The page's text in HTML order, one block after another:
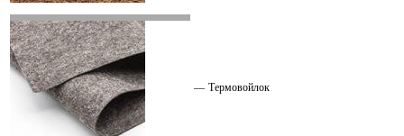
— Термовойлок